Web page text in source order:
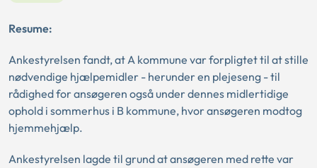
Resume:
Ankestyrelsen fandt, at A kommune var forpligtet til at stille
nødvendige hjælpemidler - herunder en plejeseng - til
rådighed for ansøgeren også under dennes midlertidige
ophold i sommerhus i B kommune, hvor ansøgeren modtog
hjemmehjælp.
Ankestyrelsen lagde til grund at ansøgeren med rette var